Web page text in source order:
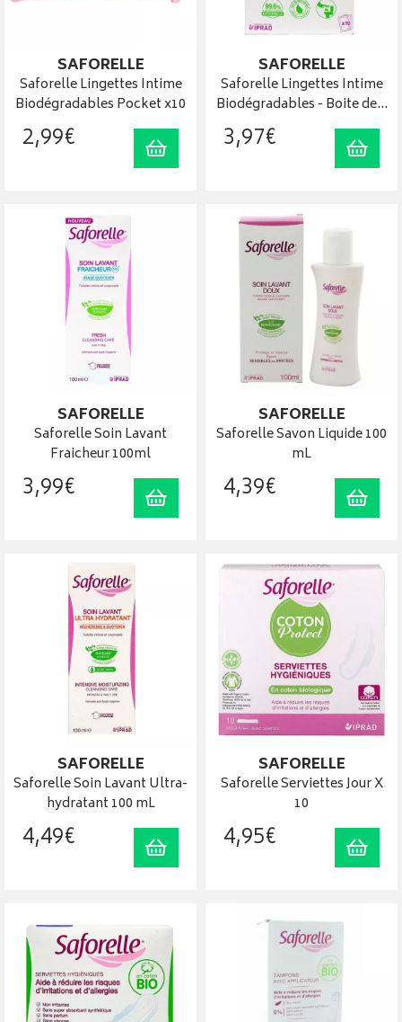
SAFORELLE
Saforelle Lingettes Intime
Biodégradables Pocket x10
2,99€ Ajouter au panier
SAFORELLE
Saforelle Lingettes Intime
Biodégradables - Boite de…
3,97€
SAFORELLE
Saforelle Soin Lavant
Fraicheur 100ml
3,99€ Ajouter au panier
SAFORELLE
Saforelle Savon Liquide 100
mL
4,39€
SAFORELLE
Saforelle Soin Lavant Ultra-
hydratant 100 mL
4,49€ Ajouter au panier
SAFORELLE
Saforelle Serviettes Jour X
10
4,95€